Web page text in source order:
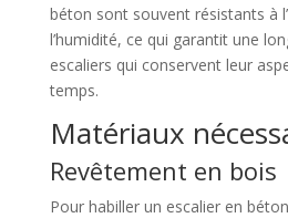
béton sont souvent résistants à
l’humidité, ce qui garantit une
escaliers qui conservent leur
temps.
Matériaux
Revêtement en bois
Pour habiller un escalier en